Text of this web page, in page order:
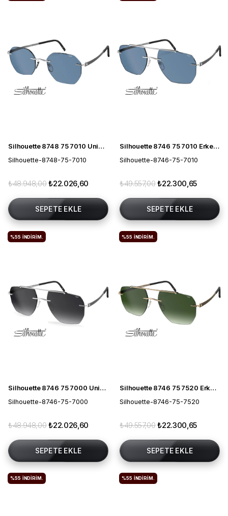
Silhouette 8748 75 7010 Unisex Güneş Gözlüğü
Silhouette-8748-75-7010
₺22.026,60
₺48.948,00
SEPETE EKLE
Silhouette 8746 75 7010 Erkek Güneş Gözlüğü
Silhouette-8746-75-7010
₺22.300,65
₺49.557,00
SEPETE EKLE
Silhouette 8746 75 7000 Unisex Güneş Gözlüğü
Silhouette-8746-75-7000
₺22.026,60
₺48.948,00
SEPETE EKLE
%55 İNDIRIM.
Silhouette 8746 75 7520 Erkek Güneş Gözlüğü
Silhouette-8746-75-7520
₺22.300,65
₺49.557,00
SEPETE EKLE
%55 İNDIRIM.
%55 İNDIRIM. %55 İNDIRIM.